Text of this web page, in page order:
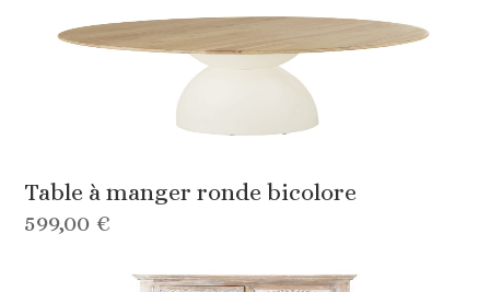
Table à manger ronde bicolore
599,00 €